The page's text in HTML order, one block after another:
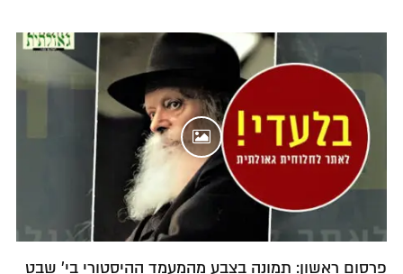
פרסום ראשון: תמונה בצבע מהמעמד ההיסטורי בי' שבט